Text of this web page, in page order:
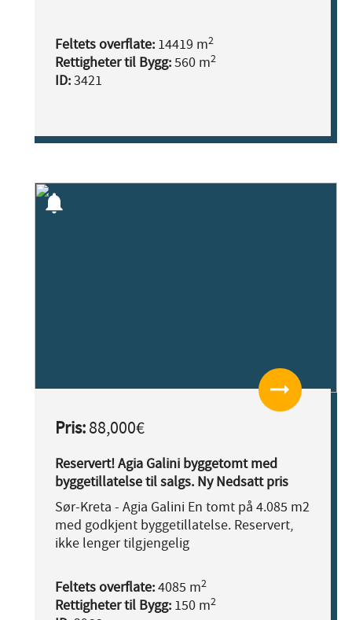
Feltets overflate: 14419 m2
Rettigheter til Bygg:560 m2
ID:3421
notifications
arrow_right_alt
Pris:88,000€
Reservert! Agia Galini byggetomt med
byggetillatelse til salgs. Ny Nedsatt pris
Sør-Kreta - Agia Galini En tomt på 4.085 m2
med godkjent byggetillatelse. Reservert,
ikke lenger tilgjengelig
Feltets overflate:4085 m2
Rettigheter til Bygg: 150 m2